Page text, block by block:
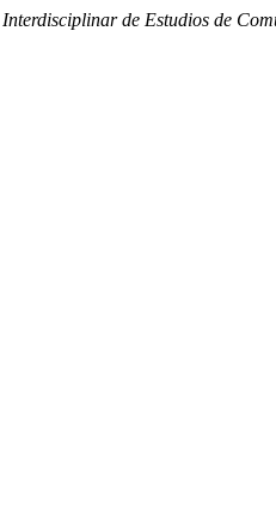
de Estudios de